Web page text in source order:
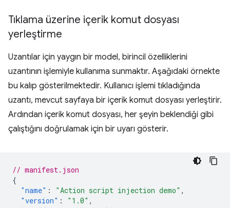
Tıklama üzerine içerik komut dosyası
yerleştirme
Uzantılar için yaygın bir model, birincil özelliklerini
uzantının işlemiyle kullanıma sunmaktır. Aşağıdaki örnekte
bu kalıp gösterilmektedir. Kullanıcı işlemi tıkladığında
uzantı, mevcut sayfaya bir içerik komut dosyası yerleştirir.
Ardından içerik komut dosyası, her şeyin beklendiği gibi
çalıştığını doğrulamak için bir uyarı gösterir.
// manifest.json
{
"name" : "Action script injection demo" ,
"version" : "1.0" ,